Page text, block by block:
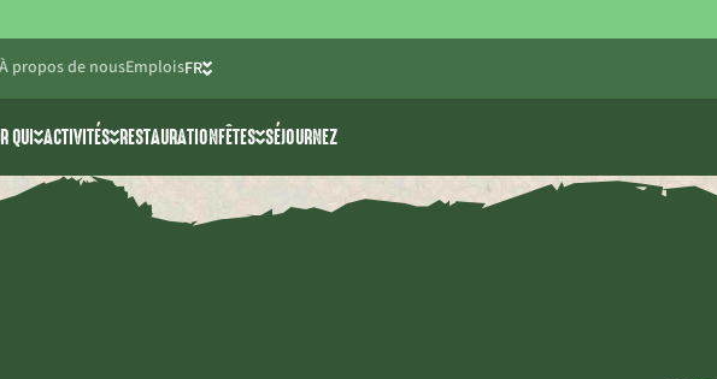
À propos de nousEmploisFR
NL
EN
QUI
Amis et famille
ACTIVITÉS
Toutes les activités
Cablepark >> ski nautique
RESTAURATIONFÊTES
Enterrements de vie de
célibataire
SÉJOURNEZ